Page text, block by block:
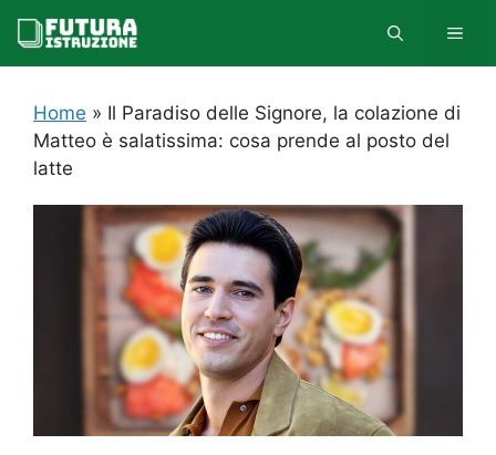
contenuto
Home » Il Paradiso delle Signore, la colazione di
Matteo è salatissima: cosa prende al posto del
latte